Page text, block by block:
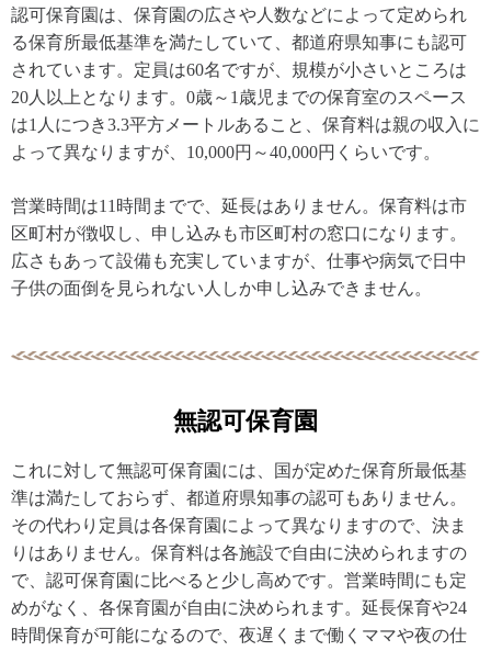
認可保育園は、保育園の広さや人数などによって定められ
る保育所最低基準を満たしていて、都道府県知事にも認可
されています。定員は60名ですが、規模が小さいところは
20人以上となります。0歳～1歳児までの保育室のスペース
は1人につき3.3平方メートルあること、保育料は親の収入に
よって異なりますが、10,000円～40,000円くらいです。
営業時間は11時間までで、延長はありません。保育料は市
区町村が徴収し、申し込みも市区町村の窓口になります。
広さもあって設備も充実していますが、仕事や病気で日中
子供の面倒を見られない人しか申し込みできません。
無認可保育園
これに対して無認可保育園には、国が定めた保育所最低基
準は満たしておらず、都道府県知事の認可もありません。
その代わり定員は各保育園によって異なりますので、決ま
りはありません。保育料は各施設で自由に決められますの
で、認可保育園に比べると少し高めです。営業時間にも定
めがなく、各保育園が自由に決められます。延長保育や24
時間保育が可能になるので、夜遅くまで働くママや夜の仕